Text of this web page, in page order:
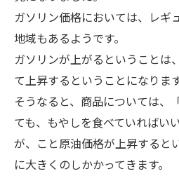
ガソリン価格においては、レギ
地域もあるようです。
ガソリンが上がるということは
て上昇するということになります
そうなると、商品については、
ても、もやしを食べていればい
が、こと原油価格が上昇すると
に大きくのしかかってきます。